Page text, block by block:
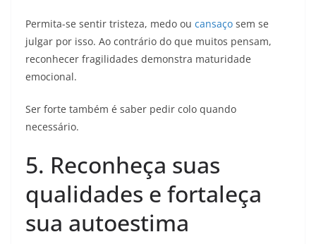
Permita-se sentir tristeza, medo ou cansaço sem se
julgar por isso. Ao contrário do que muitos pensam,
reconhecer fragilidades demonstra maturidade
emocional.
Ser forte também é saber pedir colo quando
necessário.
5. Reconheça suas
qualidades e fortaleça
sua autoestima